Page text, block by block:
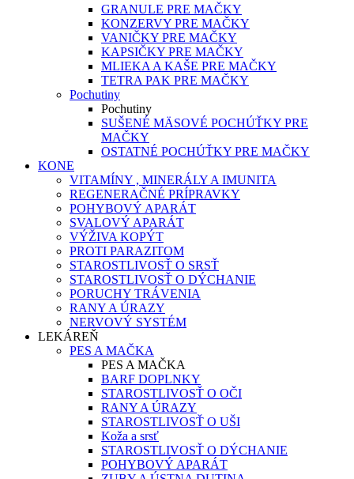
GRANULE PRE MAČKY
KONZERVY PRE MAČKY
VANIČKY PRE MAČKY
KAPSIČKY PRE MAČKY
MLIEKA A KAŠE PRE MAČKY
TETRA PAK PRE MAČKY
Pochutiny
Pochutiny
SUŠENÉ MÄSOVÉ POCHÚŤKY PRE
MAČKY
OSTATNÉ POCHÚŤKY PRE MAČKY
KONE
VITAMÍNY , MINERÁLY A IMUNITA
REGENERAČNÉ PRÍPRAVKY
POHYBOVÝ APARÁT
SVALOVÝ APARÁT
VÝŽIVA KOPÝT
PROTI PARAZITOM
STAROSTLIVOSŤ O SRSŤ
STAROSTLIVOSŤ O DÝCHANIE
PORUCHY TRÁVENIA
RANY A ÚRAZY
NERVOVÝ SYSTÉM
LEKÁREŇ
PES A MAČKA
PES A MAČKA
BARF DOPLNKY
STAROSTLIVOSŤ O OČI
RANY A ÚRAZY
STAROSTLIVOSŤ O UŠI
Koža a srsť
STAROSTLIVOSŤ O DÝCHANIE
POHYBOVÝ APARÁT